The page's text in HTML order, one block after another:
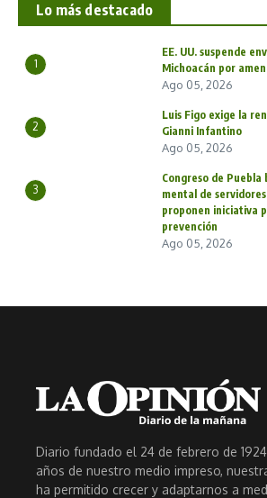
Lo más destacado
1
EE. UU. suspende
Michoacán por
Ago 05, 2026
2
Luis Figo exige la
Gianni Infantino
Ago 05, 2026
3
Congreso de Puebla
mental de
proponen iniciativa
prevención
Ago 05, 2026
Diario fundado el 24 de febrero de
años de nuestro medio impreso,
ha permitido crecer y adaptarnos a